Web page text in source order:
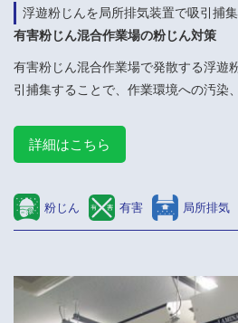
浮遊粉じんを局所排気装置で吸引捕集
有害粉じん混合作業場の粉じん対策
有害粉じん混合作業場で発散する浮遊
引捕集することで、作業環境への汚染
詳細はこちら
粉じん 有害 局所排気